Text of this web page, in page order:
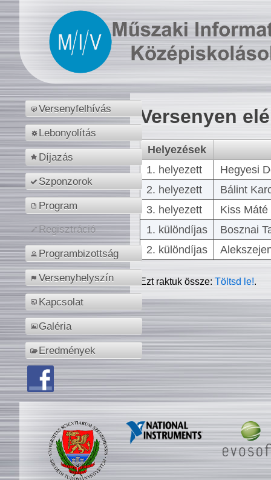
Versenyfelhívás
Lebonyolítás
Díjazás
Szponzorok
Program
Regisztráció
Programbizottság
Versenyhelyszín
Kapcsolat
Galéria
Eredmények
Versenyen
Helyezések
1. helyezett
Hegyesi
2. helyezett
Bálint
3. helyezett
Kiss
1. különdíjas
Bosznai
2. különdíjas
Ezt raktuk össze:Töltsd le!.